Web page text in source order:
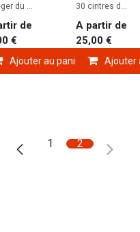
du ...
de
€
Ajouter au panier
30 cintres d...
A partir de
25,00€
Ajouter
1 2